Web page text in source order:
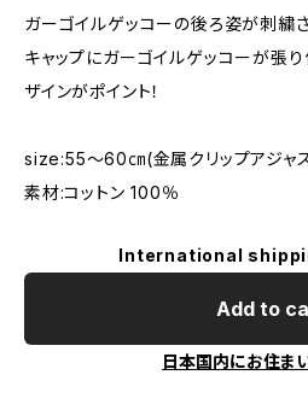
ガーゴイルゲッコーの後ろ姿が刺繍さ
キャップにガーゴイルゲッコーが張
ザインがポイント！
size:55～60㎝(金属クリップアジャ
素材:コットン 100％
International
Add to
日本国内にお住ま